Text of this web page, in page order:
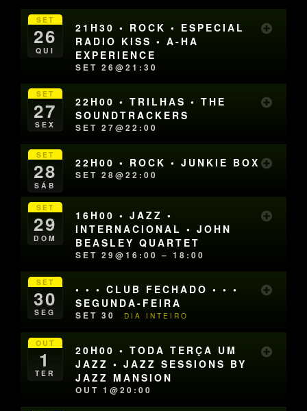
SET
26
QUI
21H30 • ROCK • ESPECIAL
RADIO KISS • A-HA
EXPERIENCE
SET 26@21:30
SET
27
SEX
22H00 • TRILHAS • THE
SOUNDTRACKERS
SET 27@22:00
SET
28
SÁB
22H00 • ROCK • JUNKIE BOX
SET 28@22:00
SET
29
DOM
16H00 • JAZZ •
INTERNACIONAL • JOHN
BEASLEY QUARTET
SET 29@16:00 – 18:00
SET
30
SEG
• • • CLUB FECHADO • • •
SEGUNDA-FEIRA
SET 30 DIA INTEIRO
OUT
1
TER
20H00 • TODA TERÇA UM
JAZZ • JAZZ SESSIONS BY
JAZZ MANSION
OUT 1@20:00